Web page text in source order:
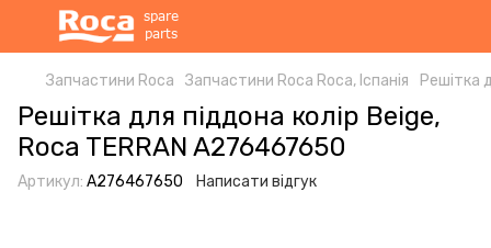
Запчастини Roca Запчастини Roca Roca, Іспанія Решітка
Решітка для піддона колір Beige,
Roca TERRAN A276467650
Артикул: A276467650 Написати відгук